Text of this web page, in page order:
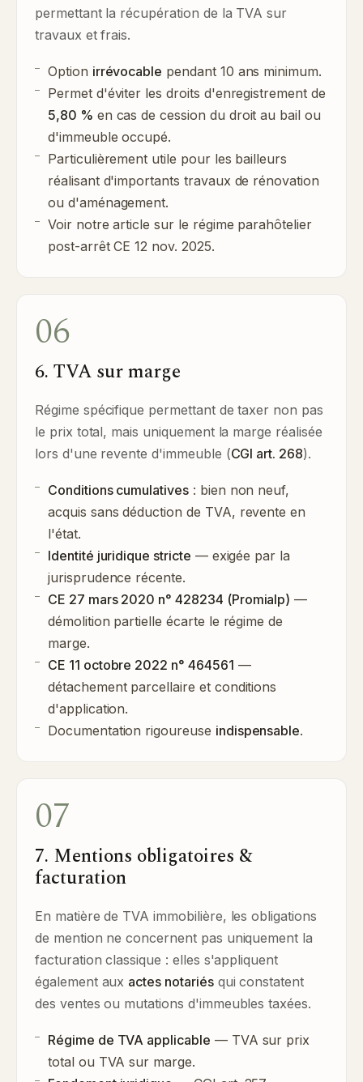
permettant la récupération de la TVA sur
travaux et frais.
Option irrévocable pendant 10 ans minimum.
Permet d'éviter les droits d'enregistrement de
5,80 % en cas de cession du droit au bail ou
d'immeuble occupé.
Particulièrement utile pour les bailleurs
réalisant d'importants travaux de rénovation
ou d'aménagement.
Voir notre article sur le régime parahôtelier
post-arrêt CE 12 nov. 2025.
06
6. TVA sur marge
Régime spécifique permettant de taxer non pas
le prix total, mais uniquement la marge réalisée
lors d'une revente d'immeuble (CGI art. 268).
Conditions cumulatives: bien non neuf,
acquis sans déduction de TVA, revente en
l'état.
Identité juridique stricte — exigée par la
jurisprudence récente.
CE 27 mars 2020 n° 428234 (Promialp) —
démolition partielle écarte le régime de
marge.
CE 11 octobre 2022 n° 464561 —
détachement parcellaire et conditions
d'application.
Documentation rigoureuse indispensable.
07
7. Mentions obligatoires &
facturation
En matière de TVA immobilière, les obligations
de mention ne concernent pas uniquement la
facturation classique : elles s'appliquent
également aux actes notariésqui constatent
des ventes ou mutations d'immeubles taxées.
Régime de TVA applicable — TVA sur prix
total ou TVA sur marge.